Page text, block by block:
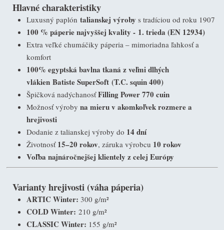
Hlavné charakteristiky
Luxusný paplón talianskej výroby s tradíciou od roku 1907
100 % páperie najvyššej kvality - 1. trieda (EN 12934)
Extra veľké chumáčiky páperia – mimoriadna ľahkosť a
komfort
100% egyptská bavlna tkaná z veľmi dlhých
vlákien Batiste SuperSoft (T.C. squin 400)
Špičková nadýchanosťFilling Power 770 cuin
Možnosť výroby na mieru v akomkoľvek rozmere a
hrejivosti
Dodanie z talianskej výroby do 14 dní
Životnosť 15–20 rokov, záruka výrobcu 10 rokov
Voľba najnáročnejšej klientely z celej Európy
Varianty hrejivosti (váha páperia)
ARTIC Winter: 300 g/m²
COLD Winter: 210 g/m²
CLASSIC Winter: 155 g/m²